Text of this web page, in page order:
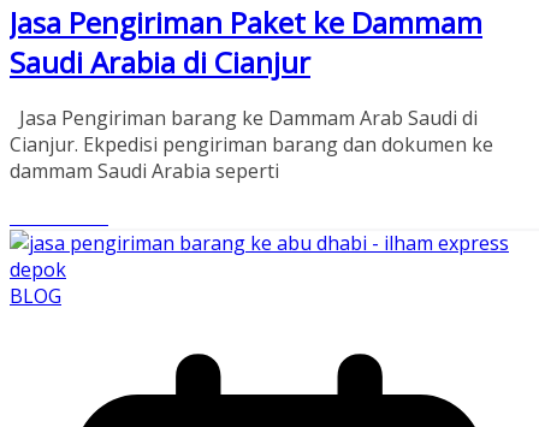
Jasa Pengiriman Paket ke Dammam
Saudi Arabia di Cianjur
Jasa Pengiriman barang ke Dammam Arab Saudi di
Cianjur. Ekpedisi pengiriman barang dan dokumen ke
dammam Saudi Arabia seperti
BLOG